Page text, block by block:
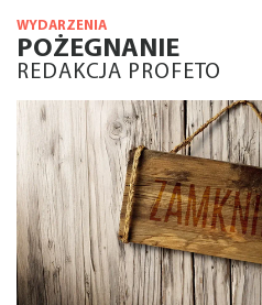
WYDARZENIA
POŻEGNANIE
REDAKCJA PROFETO